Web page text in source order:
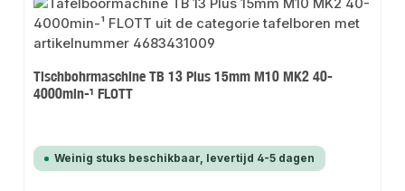
Tischbohrmaschine TB 13 Plus 15mm M10 MK2 40-
4000min-¹ FLOTT
Weinig stuks beschikbaar, levertijd 4-5 dagen